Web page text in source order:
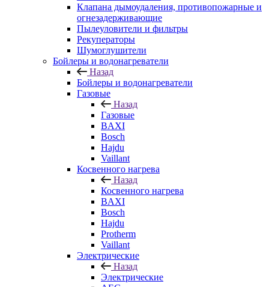
Клапана дымоудаления, противопожарные и
огнезадерживающие
Пылеуловители и фильтры
Рекуператоры
Шумоглушители
Бойлеры и водонагреватели
Назад
Бойлеры и водонагреватели
Газовые
Назад
Газовые
BAXI
Bosch
Hajdu
Vaillant
Косвенного нагрева
Назад
Косвенного нагрева
BAXI
Bosch
Hajdu
Protherm
Vaillant
Электрические
Назад
Электрические